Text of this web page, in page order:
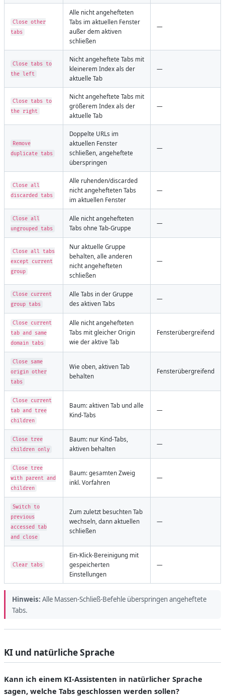
Close other
tabs
Alle nicht angehefteten
Tabs im aktuellen Fenster
außer dem aktiven
schließen
—
Close tabs to
the left
Nicht angeheftete Tabs mit
kleinerem Index als der
aktuelle Tab
—
Close tabs to
the right
Nicht angeheftete Tabs mit
größerem Index als der
aktuelle Tab
—
Remove
duplicate tabs
Doppelte URLs im
aktuellen Fenster
schließen, angeheftete
überspringen
—
Close all
discarded tabs
Alle ruhenden/discarded
nicht angehefteten Tabs
im aktuellen Fenster
—
Close all
ungrouped tabs
Alle nicht angehefteten
Tabs ohne Tab-Gruppe
—
Close all tabs
except current
group
Nur aktuelle Gruppe
behalten, alle anderen
nicht angehefteten
schließen
—
Close current
group tabs
Alle Tabs in der Gruppe
des aktiven Tabs
—
Close current
tab and same
domain tabs
Alle nicht angehefteten
Tabs mit gleicher Origin
wie der aktive Tab
Fensterübergreifend
Close same
origin other
tabs
Wie oben, aktiven Tab
behalten
Fensterübergreifend
Close current
tab and tree
children
Baum: aktiven Tab und alle
Kind-Tabs
—
Close tree
children only
Baum: nur Kind-Tabs,
aktiven behalten
—
Close tree
with parent and
children
Baum: gesamten Zweig
inkl. Vorfahren
—
Switch to
previous
accessed tab
and close
Zum zuletzt besuchten Tab
wechseln, dann aktuellen
schließen
—
Clear tabs
Ein-Klick-Bereinigung mit
gespeicherten
Einstellungen
—
Hinweis: Alle Massen-Schließ-Befehle überspringen angeheftete
Tabs.
KI und natürliche Sprache
Kann ich einem KI-Assistenten in natürlicher Sprache
sagen, welche Tabs geschlossen werden sollen?